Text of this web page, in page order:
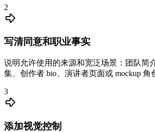
2
写清同意和职业事实
说明允许使用的来源和宽泛场景：团队简
集、创作者 bio、演讲者页面或 mockup 角
3
添加视觉控制